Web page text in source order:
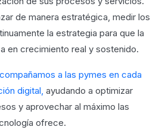
de manera estratégica, medir los
la estrategia para que la
en crecimiento real y sostenido.
a las pymes en cada
digital, ayudando a optimizar
y aprovechar al máximo las
ofrece.